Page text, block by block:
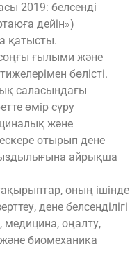
2019: белсенді
дейін»)
қатысты.
ғылыми және
бөлісті.
саласындағы
өмір сүру
және
отырып дене
айрықша
оның ішінде
дене белсенділігі
медицина, оңалту,
биомеханика